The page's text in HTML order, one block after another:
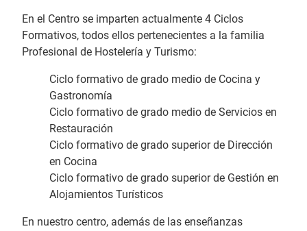
En el Centro se imparten actualmente 4 Ciclos
Formativos, todos ellos pertenecientes a la familia
Profesional de Hostelería y Turismo:
Ciclo formativo de grado medio de Cocina y
Gastronomía
Ciclo formativo de grado medio de Servicios en
Restauración
Ciclo formativo de grado superior de Dirección
en Cocina
Ciclo formativo de grado superior de Gestión en
Alojamientos Turísticos
En nuestro centro, además de las enseñanzas